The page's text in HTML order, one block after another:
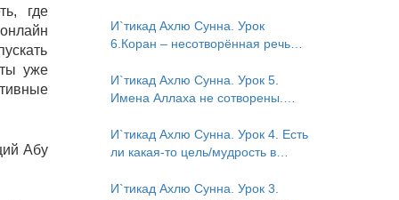
где
уже
Абу
Дарими. Иман – это слова, дела
и познание
ибн Саида ад-Дарими о нузуле.
Считал ли ад-Дарими, что Аллах
движением?
И`тикад Ахлю Сунна. Урок
6.Коран – несотворённая речь
сотворено? Предопределение
судьбы
И`тикад Ахлю Сунна. Урок 5.
Имена Аллаха не сотворены.
сифатов. Описание Аллаха
сифатом «вадж» (букв.: лик)
И`тикад Ахлю Сунна. Урок 4. Есть
ли какая-то цель/мудрость в
отрицать в отношении Аллаха
И`тикад Ахлю Сунна. Урок 3.